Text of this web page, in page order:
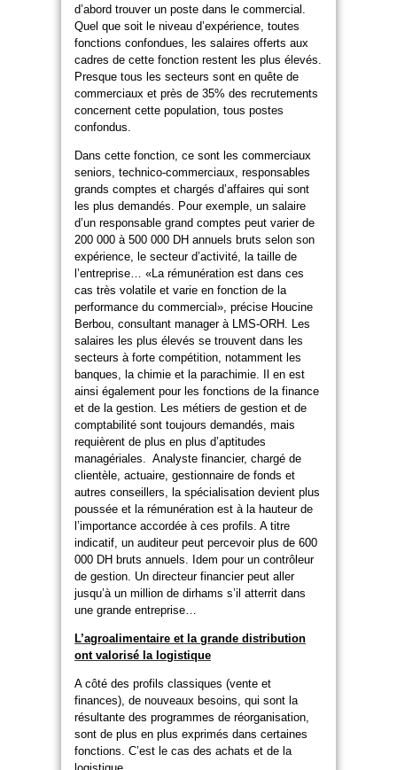
d’abord trouver un poste dans le commercial.
Quel que soit le niveau d’expérience, toutes
fonctions confondues, les salaires offerts aux
cadres de cette fonction restent les plus élevés.
Presque tous les secteurs sont en quête de
commerciaux et près de 35% des recrutements
concernent cette population, tous postes
confondus.
Dans cette fonction, ce sont les commerciaux
seniors, technico-commerciaux, responsables
grands comptes et chargés d’affaires qui sont
les plus demandés. Pour exemple, un salaire
d’un responsable grand comptes peut varier de
200 000 à 500 000 DH annuels bruts selon son
expérience, le secteur d’activité, la taille de
l’entreprise… «La rémunération est dans ces
cas très volatile et varie en fonction de la
performance du commercial», précise Houcine
Berbou, consultant manager à LMS-ORH. Les
salaires les plus élevés se trouvent dans les
secteurs à forte compétition, notamment les
banques, la chimie et la parachimie. Il en est
ainsi également pour les fonctions de la finance
et de la gestion. Les métiers de gestion et de
comptabilité sont toujours demandés, mais
requièrent de plus en plus d’aptitudes
managériales. Analyste financier, chargé de
clientèle, actuaire, gestionnaire de fonds et
autres conseillers, la spécialisation devient plus
poussée et la rémunération est à la hauteur de
l’importance accordée à ces profils. A titre
indicatif, un auditeur peut percevoir plus de 600
000 DH bruts annuels. Idem pour un contrôleur
de gestion. Un directeur financier peut aller
jusqu’à un million de dirhams s’il atterrit dans
une grande entreprise…
L’agroalimentaire et la grande distribution
ont valorisé la logistique
A côté des profils classiques (vente et
finances), de nouveaux besoins, qui sont la
résultante des programmes de réorganisation,
sont de plus en plus exprimés dans certaines
fonctions. C’est le cas des achats et de la